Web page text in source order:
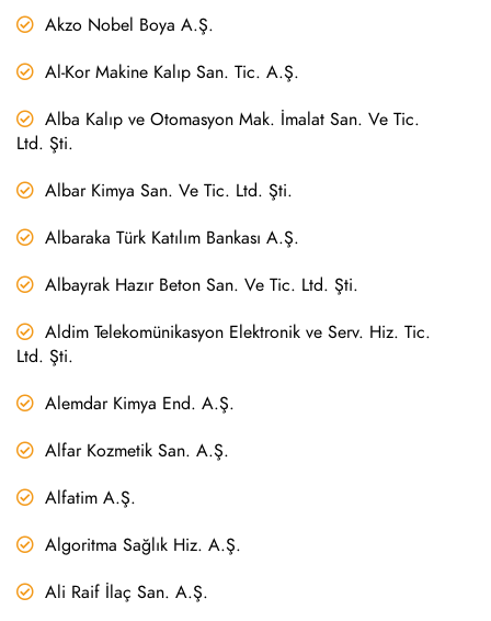
Akzo Nobel Boya A.Ş.
Al-Kor Makine Kalıp San. Tic. A.Ş.
Alba Kalıp ve Otomasyon Mak. İmalat San. Ve Tic.
Ltd. Şti.
Albar Kimya San. Ve Tic. Ltd. Şti.
Albaraka Türk Katılım Bankası A.Ş.
Albayrak Hazır Beton San. Ve Tic. Ltd. Şti.
Aldim Telekomünikasyon Elektronik ve Serv. Hiz. Tic.
Ltd. Şti.
Alemdar Kimya End. A.Ş.
Alfar Kozmetik San. A.Ş.
Alfatim A.Ş.
Algoritma Sağlık Hiz. A.Ş.
Ali Raif İlaç San. A.Ş.